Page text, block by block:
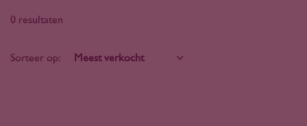
0 resultaten
Sorteer op: